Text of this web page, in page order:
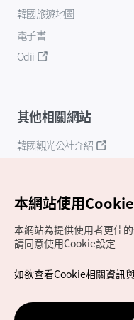
韓國旅遊地圖
電子書
Odii
其他相關網站
韓國觀光公社介紹
Copyrights (c) 韓國觀
如有相關疑問或建議
chinese_big5@knto.or.kr
本網站使用
本網站為提供使用者更佳
請同意使用Cookie設定
如欲查看Cookie相關資訊